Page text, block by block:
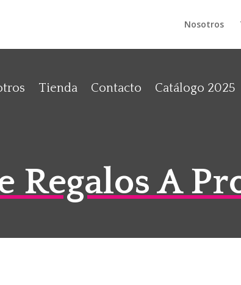
Nosotros
Tienda Contacto Catálogo 2025
Regalos A